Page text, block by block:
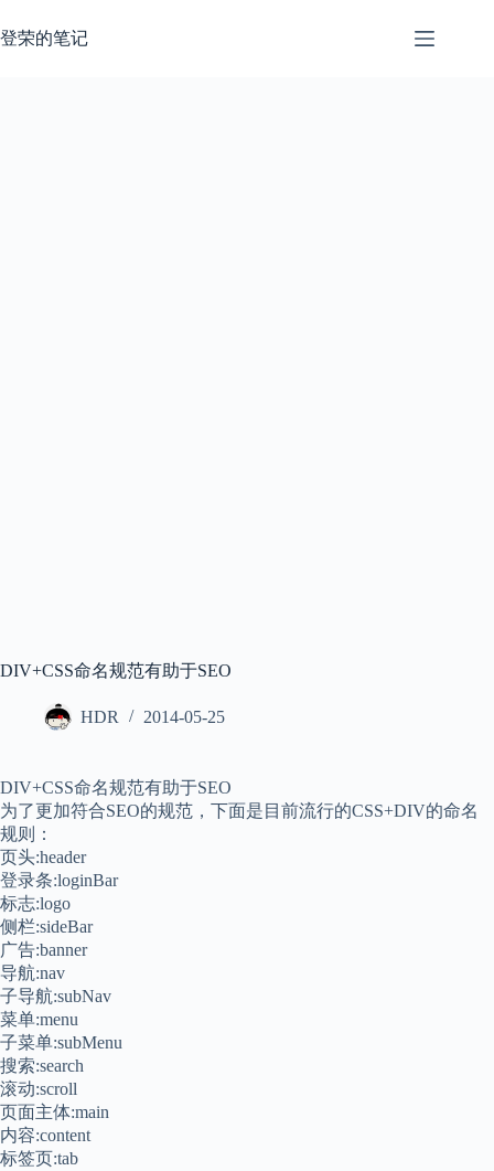
过
登荣的笔记
DIV+CSS命名规范有助于SEO
HDR 2014-05-25
DIV+CSS命名规范有助于SEO
为了更加符合SEO的规范，下面是目前流行的CSS+DIV的命名
规则：
页头:header
登录条:loginBar
标志:logo
侧栏:sideBar
广告:banner
导航:nav
子导航:subNav
菜单:menu
子菜单:subMenu
搜索:search
滚动:scroll
页面主体:main
内容:content
标签页:tab